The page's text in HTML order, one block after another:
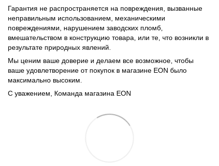
Гарантия не распространяется на повреждения, вызванные
неправильным использованием, механическими
повреждениями, нарушением заводских пломб,
вмешательством в конструкцию товара, или те, что возникли в
результате природных явлений.
Мы ценим ваше доверие и делаем все возможное, чтобы
ваше удовлетворение от покупок в магазине EON было
максимально высоким.
С уважением, Команда магазина EON